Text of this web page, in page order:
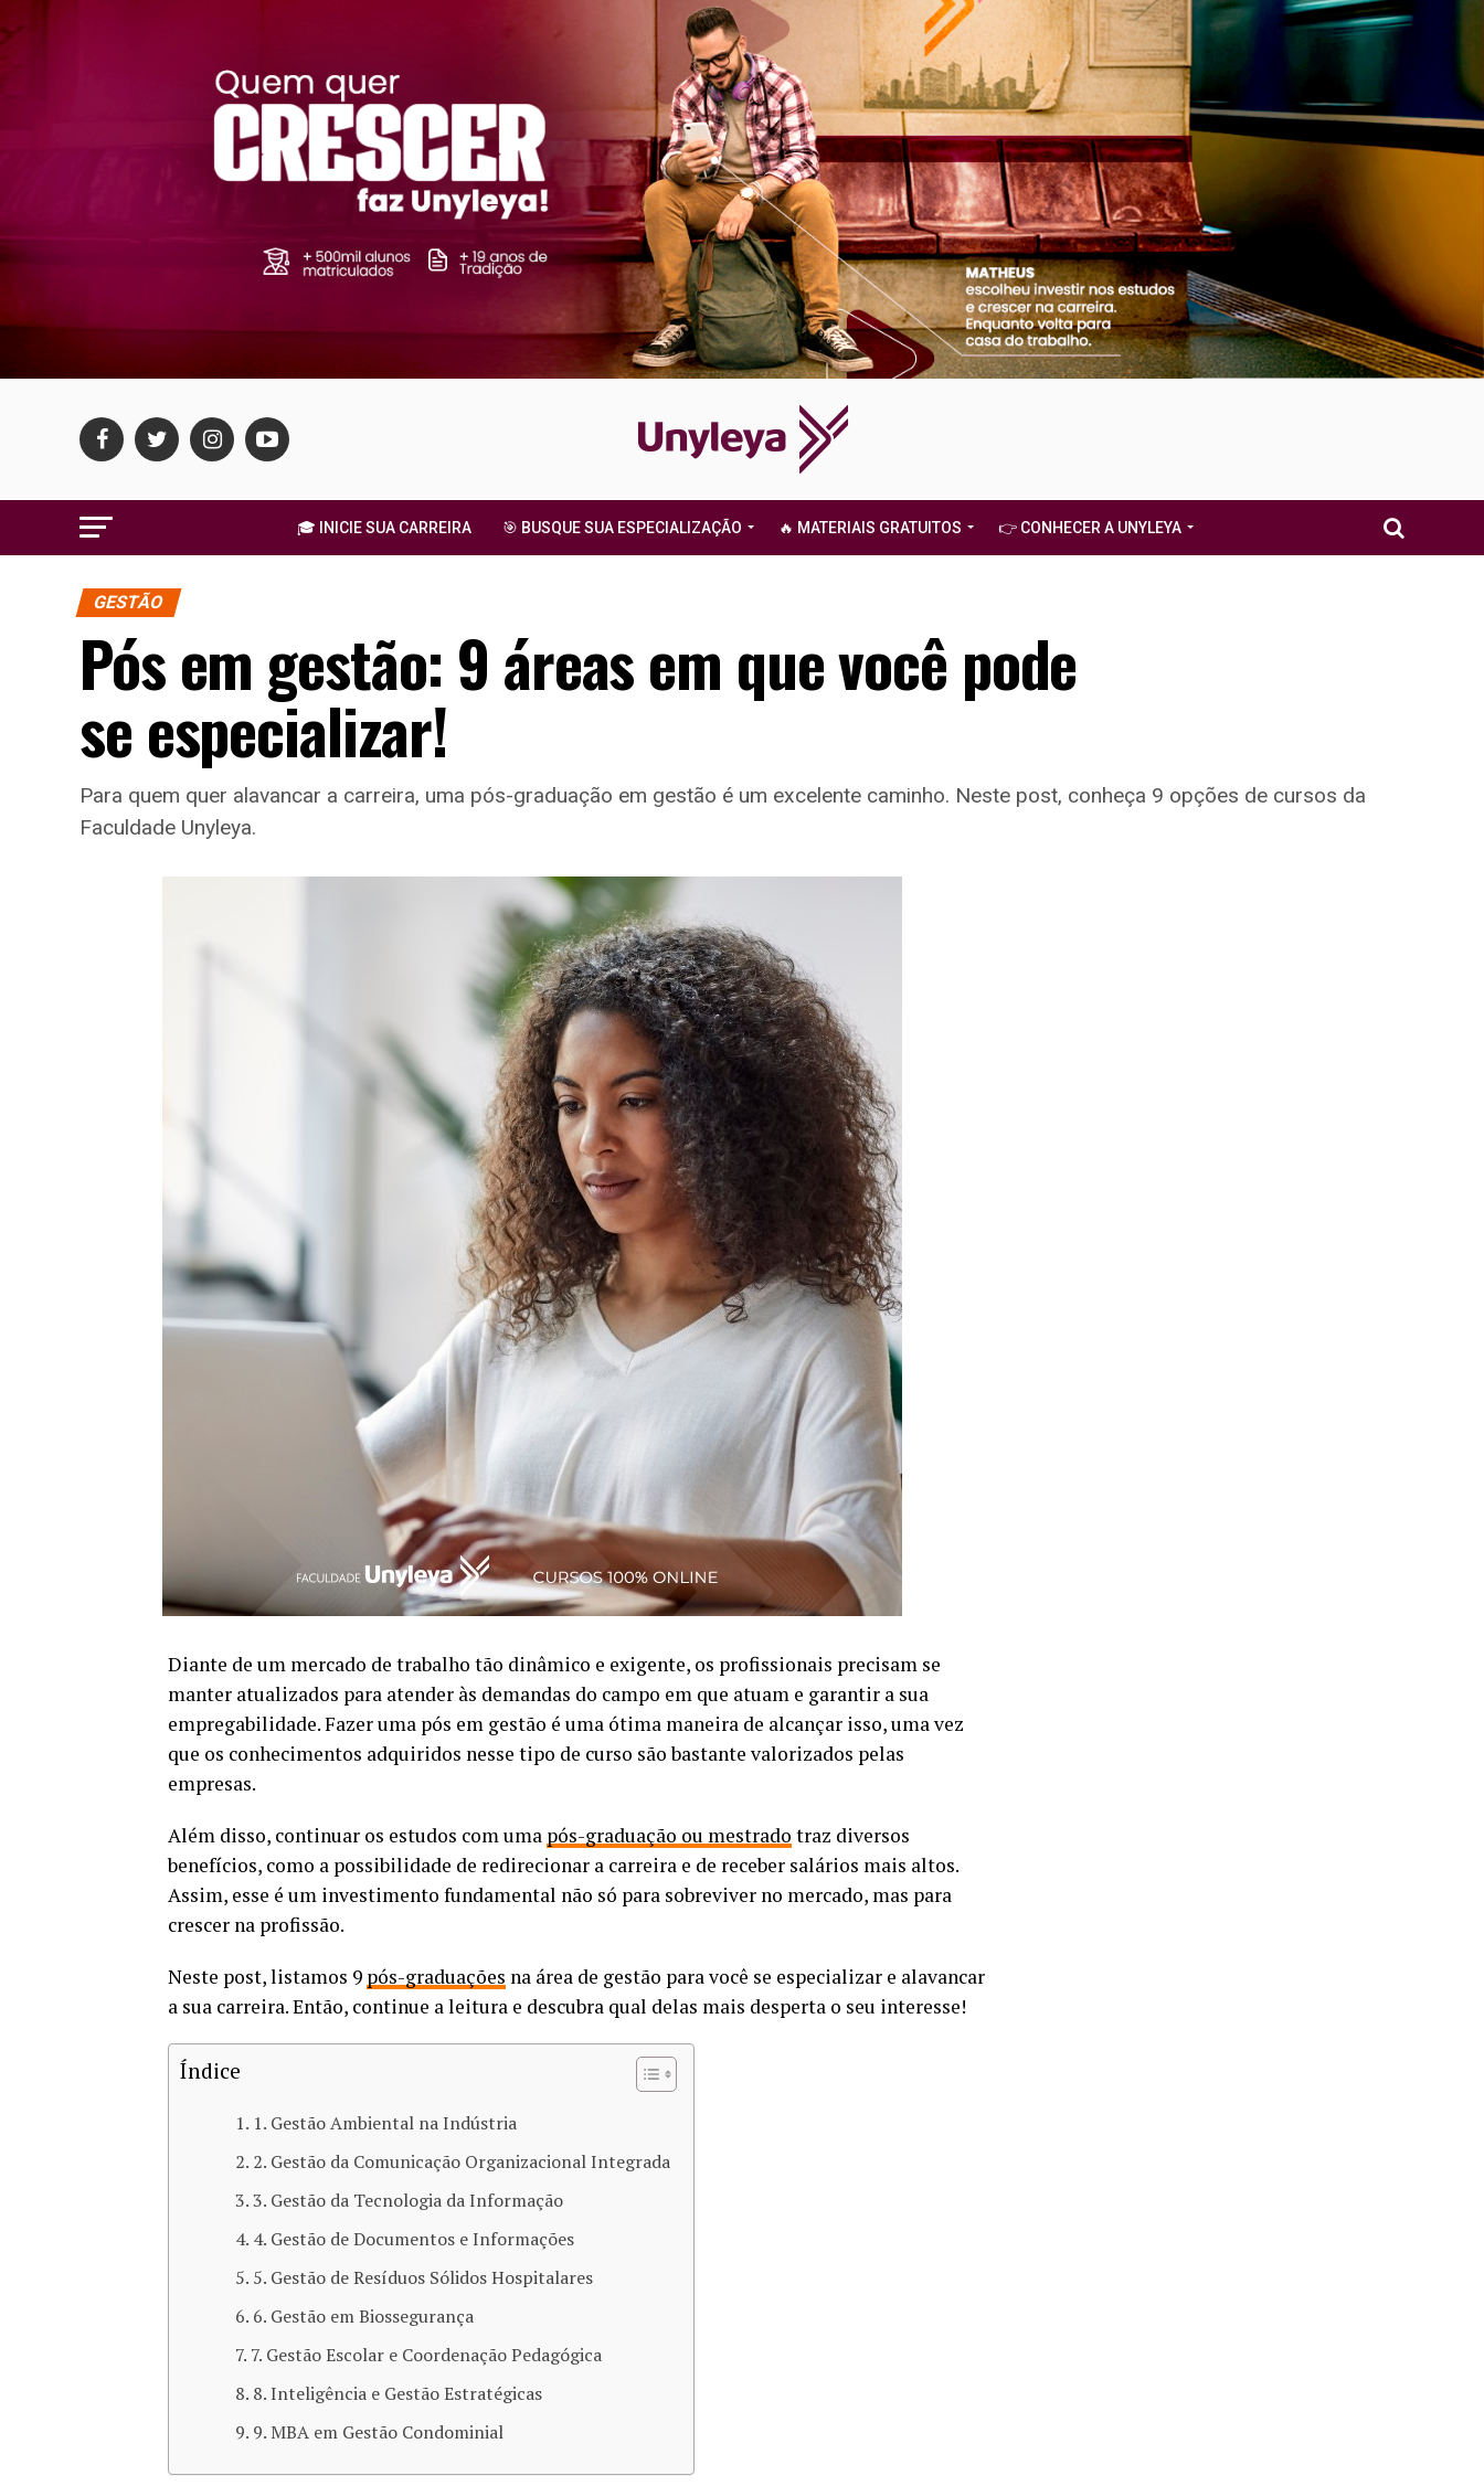
🎓 INICIE SUA CARREIRA 🎯 BUSQUE SUA ESPECIALIZAÇÃO 🔥 MATERIAIS GRATUITOS 👉 CONHECER A UNYLEYA
GESTÃO
Pós em gestão: 9 áreas em que você pode
se especializar!
Para quem quer alavancar a carreira, uma pós-graduação em gestão é um excelente caminho. Neste post, conheça 9 opções de cursos da
Faculdade Unyleya.
Diante de um mercado de trabalho tão dinâmico e exigente, os profissionais precisam se
manter atualizados para atender às demandas do campo em que atuam e garantir a sua
empregabilidade. Fazer uma pós em gestão é uma ótima maneira de alcançar isso, uma vez
que os conhecimentos adquiridos nesse tipo de curso são bastante valorizados pelas
empresas.
Além disso, continuar os estudos com uma pós-graduação ou mestrado traz diversos
benefícios, como a possibilidade de redirecionar a carreira e de receber salários mais altos.
Assim, esse é um investimento fundamental não só para sobreviver no mercado, mas para
crescer na profissão.
Neste post, listamos 9 pós-graduações na área de gestão para você se especializar e alavancar
a sua carreira. Então, continue a leitura e descubra qual delas mais desperta o seu interesse!
Índice
1. Gestão Ambiental na Indústria
2. Gestão da Comunicação Organizacional Integrada
3. Gestão da Tecnologia da Informação
4. Gestão de Documentos e Informações
5. Gestão de Resíduos Sólidos Hospitalares
6. Gestão em Biossegurança
7. Gestão Escolar e Coordenação Pedagógica
8. Inteligência e Gestão Estratégicas
9. MBA em Gestão Condominial